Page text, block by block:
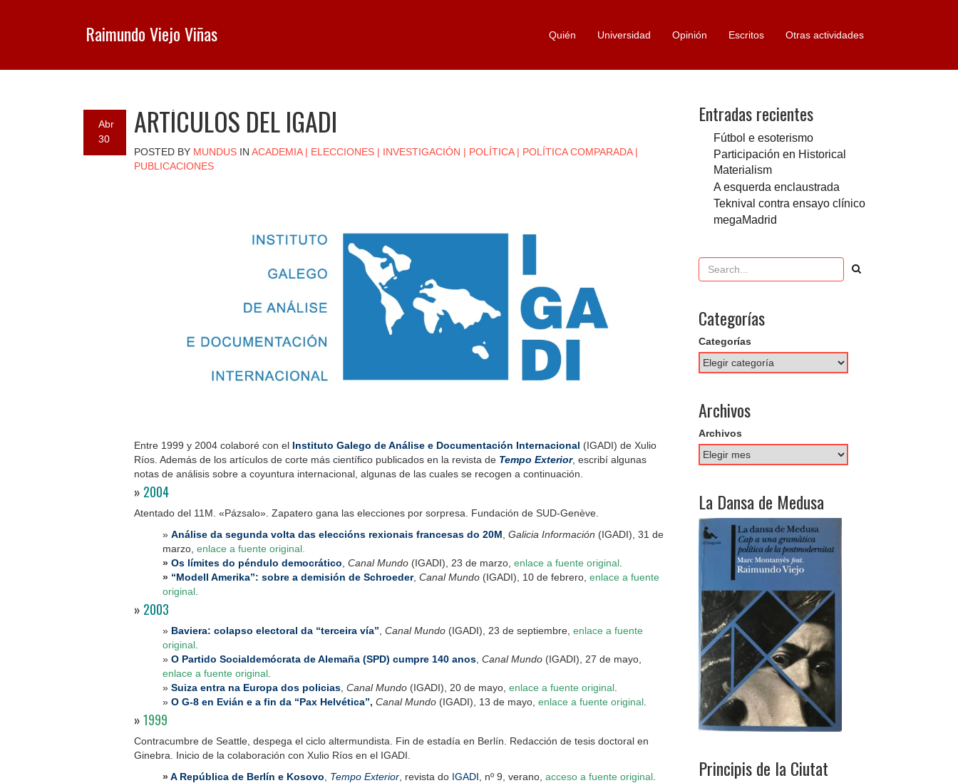
Raimundo Viejo Viñas Quién Universidad Opinión Escritos Otras actividades
Abr
30
ARTÍCULOS DEL IGADI
POSTED BY MUNDUSIN ACADEMIA| ELECCIONES| INVESTIGACIÓN | POLÍTICA| POLÍTICA COMPARADA|
PUBLICACIONES
Entre 1999 y 2004 colaboré con el Instituto Galego de Análise e Documentación Internacional (IGADI) de Xulio
Ríos. Además de los artículos de corte más científico publicados en la revista de Tempo Exterior, escribí algunas
notas de análisis sobre a coyuntura internacional, algunas de las cuales se recogen a continuación.
» 2004
Atentado del 11M. «Pázsalo». Zapatero gana las elecciones por sorpresa. Fundación de SUD-Genève.
» Análise da segunda volta das eleccións rexionais francesas do 20M Galicia Información (IGADI), 31 de
marzo, enlace a fuente original.
» Os límites do péndulo democrático Canal Mundo(IGADI), 23 de marzo, enlace a fuente original.
» “Modell Amerika”: sobre a demisión de Schroeder, Canal Mundo (IGADI), 10 de febrero, enlace a fuente
original.
» 2003
» Baviera: colapso electoral da “terceira vía” Canal Mundo(IGADI), 23 de septiembre, enlace a fuente
original.
» O Partido Socialdemócrata de Alemaña (SPD) cumpre 140 anos, Canal Mundo(IGADI), 27 de mayo,
enlace a fuente original.
» Suiza entra na Europa dos policias, Canal Mundo(IGADI), 20 de mayo, enlace a fuente original.
» O G-8 en Evián e a fin da “Pax Helvética”, Canal Mundo(IGADI), 13 de mayo, enlace a fuente original.
»1999
Contracumbre de Seattle, despega el ciclo altermundista. Fin de estadía en Berlín. Redacción de tesis doctoral en
Ginebra. Inicio de la colaboración con Xulio Ríos en el IGADI.
»A República de Berlín e Kosovo Tempo Exterior, revista do IGADI , nº 9, verano, acceso a fuente original.
Entradas recientes
Fútbol e esoterismo
Participación en Historical
Materialism
A esquerda enclaustrada
Teknival contra ensayo clínico
megaMadrid
Categorías
Categorías
Archivos
Archivos
La Dansa de Medusa
Principis de la Ciutat